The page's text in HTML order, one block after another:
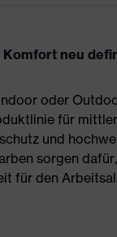
Komfort neu
oder
für
und
sorgen
für den